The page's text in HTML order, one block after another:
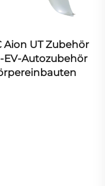
Aion UT Zubehör
Autozubehör